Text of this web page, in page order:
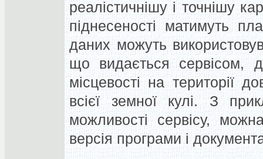
реалістичнішу і точнішу
піднесеності матимуть
даних можуть
що видається сервісом,
місцевості на території
всієї земної кулі. З
можливості сервісу,
версія програми і